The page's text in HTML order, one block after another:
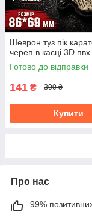
Шеврон туз пік
череп в касці 3D пвх
Готово до відправки
141 ₴ 300 ₴
Купити
Про нас
99% позитивних